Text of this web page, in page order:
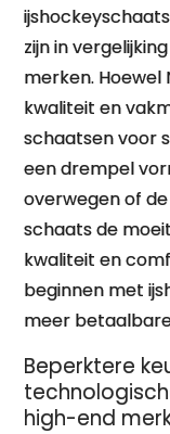
zijn in
merken. Hoewel
kwaliteit en
schaatsen voor
een drempel
overwegen of
schaats de
kwaliteit en
beginnen met
meer
Beperktere
high-end